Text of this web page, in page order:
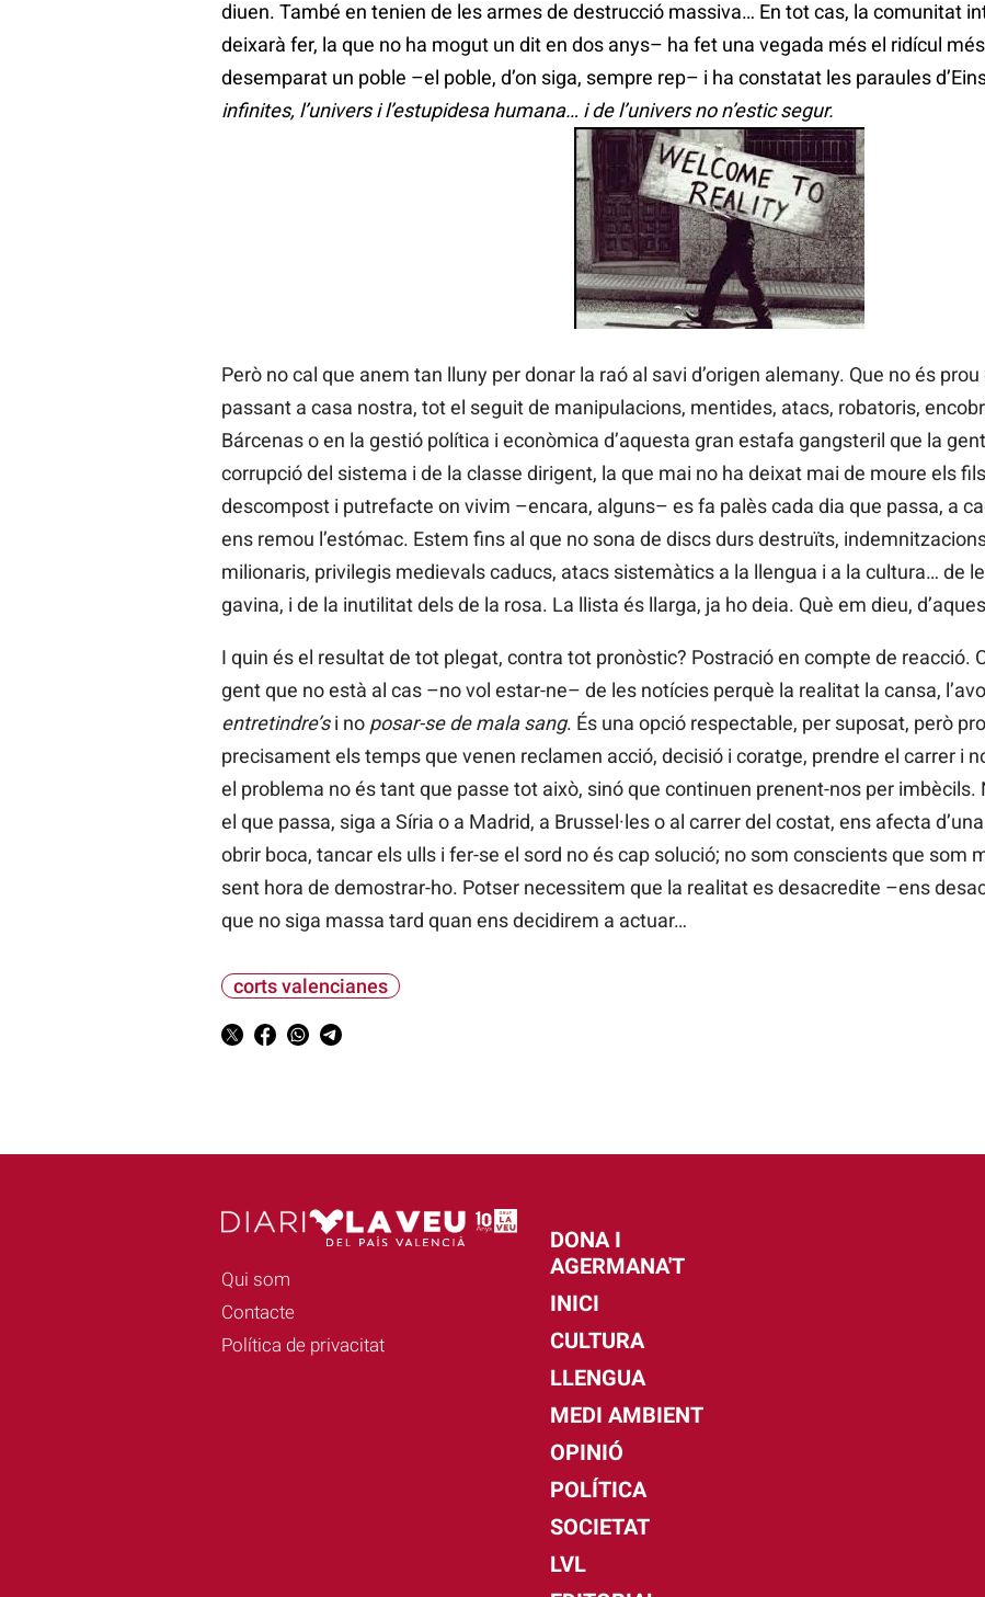
diuen. També en tenien de les armes de destrucció massiva… En tot cas, la comunitat
deixarà fer, la que no ha mogut un dit en dos anys– ha fet una vegada més el ridícul
desemparat un poble –el poble, d’on siga, sempre rep– i ha constatat les paraules
infinites, l’univers i l’estupidesa humana… i de l’univers no n’estic segur.
Però no cal que anem tan lluny per donar la raó al savi d’origen alemany. Que no és
passant a casa nostra, tot el seguit de manipulacions, mentides, atacs, robatoris,
Bárcenas o en la gestió política i econòmica d’aquesta gran estafa gangsteril que la
corrupció del sistema i de la classe dirigent, la que mai no ha deixat mai de moure els
descompost i putrefacte on vivim –encara, alguns– es fa palès cada dia que passa, a
ens remou l’estómac. Estem fins al que no sona de discs durs destruïts,
milionaris, privilegis medievals caducs, atacs sistemàtics a la llengua i a la cultura… de
gavina, i de la inutilitat dels de la rosa. La llista és llarga, ja ho deia. Què em dieu,
I quin és el resultat de tot plegat, contra tot pronòstic? Postració en compte de reacció.
gent que no està al cas –no vol estar-ne– de les notícies perquè la realitat la cansa,
entretindre’si no posar-se de mala sang. És una opció respectable, per suposat, però
precisament els temps que venen reclamen acció, decisió i coratge, prendre el carrer i
el problema no és tant que passe tot això, sinó que continuen prenent-nos per
el que passa, siga a Síria o a Madrid, a Brussel·les o al carrer del costat, ens afecta
obrir boca, tancar els ulls i fer-se el sord no és cap solució; no som conscients que som
sent hora de demostrar-ho. Potser necessitem que la realitat es desacredite –ens
que no siga massa tard quan ens decidirem a actuar…
corts valencianes
Qui som
Contacte
Política de privacitat
DONA I
AGERMANA'T
INICI
CULTURA
LLENGUA
MEDI AMBIENT
OPINIÓ
POLÍTICA
SOCIETAT
LVL